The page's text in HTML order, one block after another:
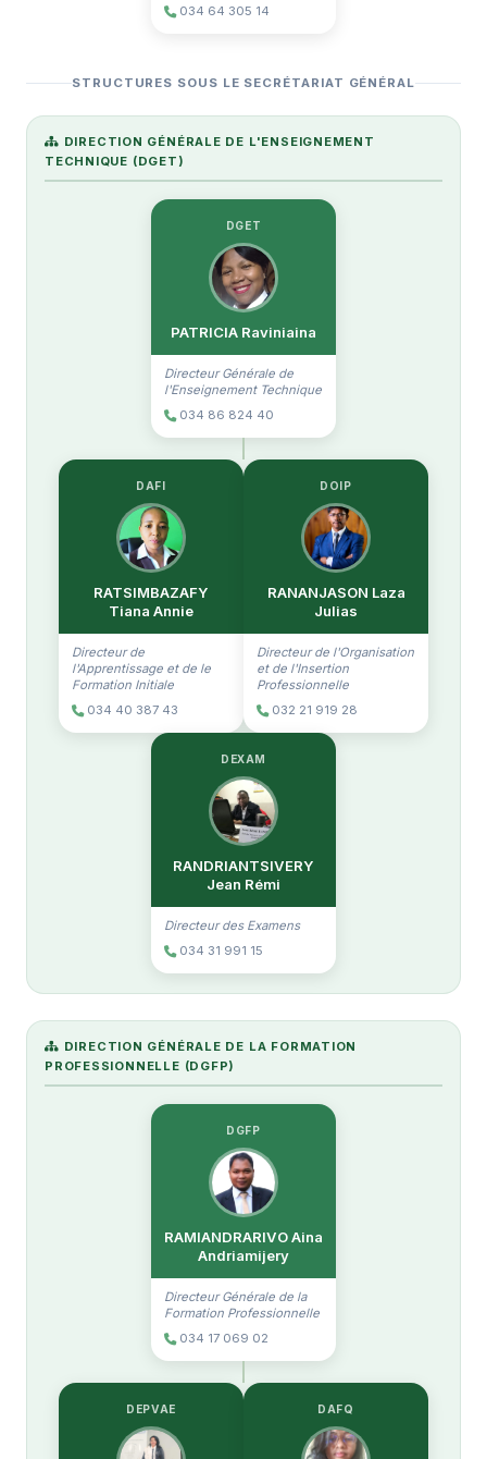
034 64 305 14
STRUCTURES SOUS LE SECRÉTARIAT GÉNÉRAL
DIRECTION GÉNÉRALE DE L'ENSEIGNEMENT
TECHNIQUE (DGET)
DGET
PATRICIA Raviniaina
Directeur Générale de
l'Enseignement Technique
034 86 824 40
DAFI
RATSIMBAZAFY
Tiana Annie
Directeur de
l'Apprentissage et de le
Formation Initiale
034 40 387 43
DOIP
RANANJASON Laza
Julias
Directeur de l'Organisation
et de l'Insertion
Professionnelle
032 21 919 28
DEXAM
RANDRIANTSIVERY
Jean Rémi
Directeur des Examens
034 31 991 15
DIRECTION GÉNÉRALE DE LA FORMATION
PROFESSIONNELLE (DGFP)
DGFP
RAMIANDRARIVO Aina
Andriamijery
Directeur Générale de la
Formation Professionnelle
034 17 069 02
DEPVAE DAFQ